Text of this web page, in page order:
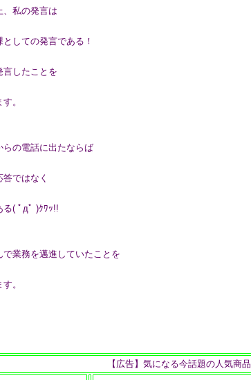
、私の発言は
しての発言である！
言したことを
。
の電話に出たならば
ではなく
る( ﾟдﾟ )ｸﾜｯ!!
で業務を邁進していたことを
。
【広告】気になる今話題の人気商品